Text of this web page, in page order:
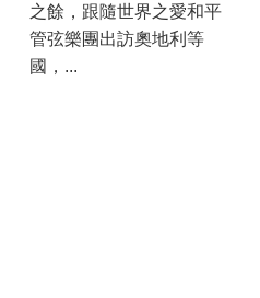
之餘，跟隨世界之愛和平
管弦樂團出訪奧地利等
國，...